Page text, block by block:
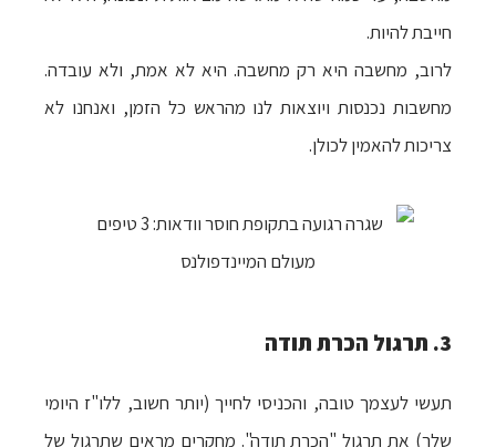
חייבת להיות.
לרוב, מחשבה היא רק מחשבה. היא לא אמת, ולא עובדה.
מחשבות נכנסות ויוצאות לנו מהראש כל הזמן, ואנחנו לא
צריכות להאמין לכולן.
3. תרגול הכרת תודה
תעשי לעצמך טובה, והכניסי לחייך (יותר חשוב, ללו"ז היומי
שלך) את תרגול "הכרת תודה". מחקרים מראים שתרגול של